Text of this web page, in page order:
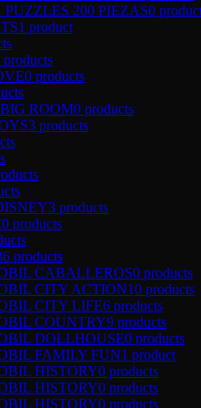
PUZZLES 200 PIEZAS0
1 product
products
0 products
ROOM0 products
3 products
3 products
0 products
products
CABALLEROS0 products
CITY ACTION10 products
CITY LIFE6 products
COUNTRY9 products
DOLLHOUSE0 products
FAMILY FUN1 product
HISTORY0 products
HISTORY0 products
HISTORY0 products